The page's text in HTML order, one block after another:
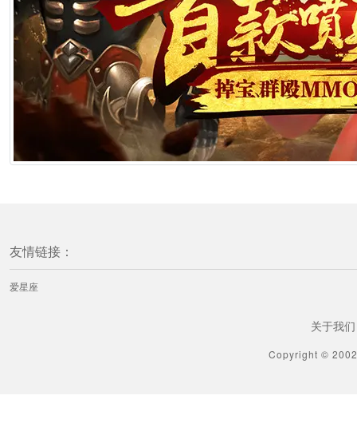
友情链接：
爱星座
关于我们
Copyright ©